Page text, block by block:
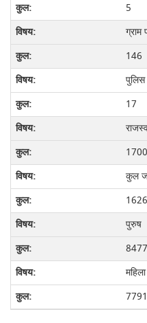
5
ग्राम
146
पुलिस
17
1700
कुल
पुरुष
महिला